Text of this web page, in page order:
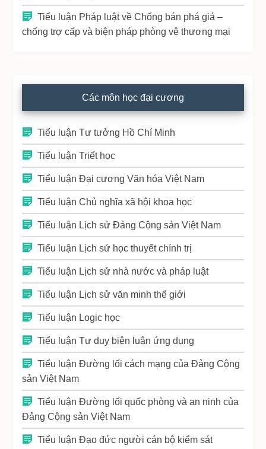
Tiểu luận Pháp luật về Chống bán phá giá –
chống trợ cấp và biện pháp phòng vệ thương mại
Các môn học đại cương
Tiểu luận Tư tưởng Hồ Chí Minh
Tiểu luận Triết học
Tiểu luận Đại cương Văn hóa Việt Nam
Tiểu luận Chủ nghĩa xã hội khoa học
Tiểu luận Lịch sử Đảng Cộng sản Việt Nam
Tiểu luận Lịch sử học thuyết chính trị
Tiểu luận Lịch sử nhà nước và pháp luật
Tiểu luận Lịch sử văn minh thế giới
Tiểu luận Logic học
Tiểu luận Tư duy biện luận ứng dụng
Tiểu luận Đường lối cách mạng của Đảng Cộng
sản Việt Nam
Tiểu luận Đường lối quốc phòng và an ninh của
Đảng Cộng sản Việt Nam
Tiểu luận Đạo đức người cán bộ kiểm sát